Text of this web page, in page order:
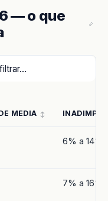
— o que
MEDIA
6% a 14%
7% a 16%